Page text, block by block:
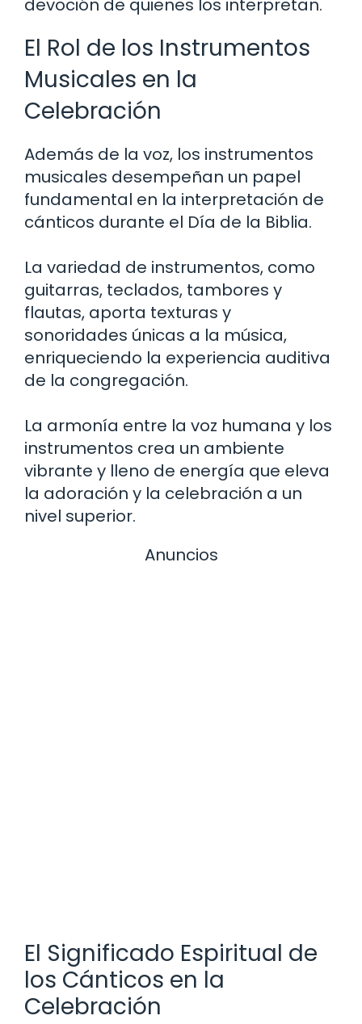
devoción de quienes los interpretan.
El Rol de los Instrumentos
Musicales en la
Celebración
Además de la voz, los instrumentos
musicales desempeñan un papel
fundamental en la interpretación de
cánticos durante el Día de la Biblia.
La variedad de instrumentos, como
guitarras, teclados, tambores y
flautas, aporta texturas y
sonoridades únicas a la música,
enriqueciendo la experiencia auditiva
de la congregación.
La armonía entre la voz humana y los
instrumentos crea un ambiente
vibrante y lleno de energía que eleva
la adoración y la celebración a un
nivel superior.
Anuncios
El Significado Espiritual de
los Cánticos en la
Celebración